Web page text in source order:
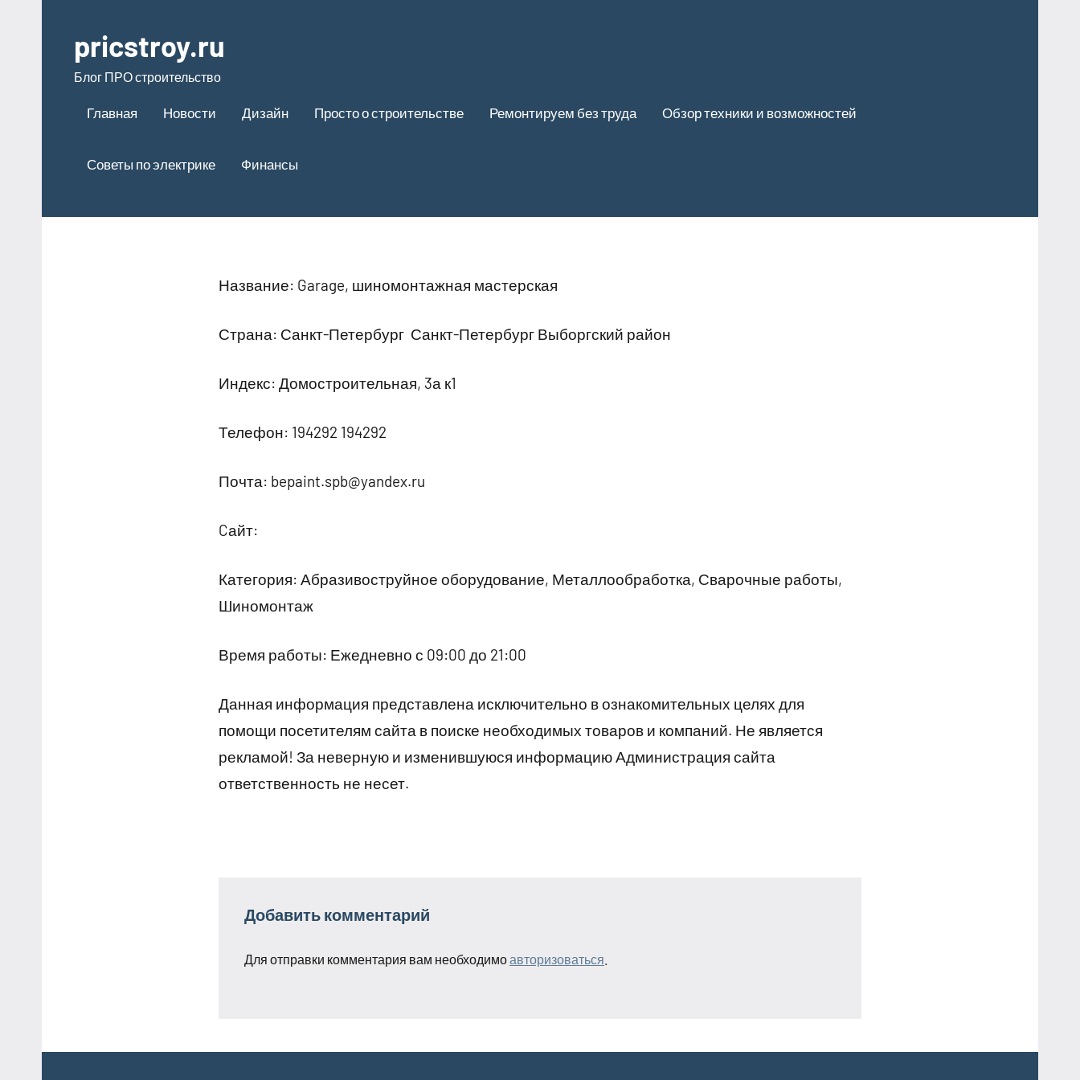
содержимому
pricstroy.ru
Блог ПРО строительство
Главная Новости Дизайн Просто о строительстве Ремонтируем без труда Обзор техники и возможностей
Советы по электрике Финансы
Название: Garage, шиномонтажная мастерская
Страна: Санкт-Петербург Санкт-Петербург Выборгский район
Индекс: Домостроительная, 3а к1
Телефон: 194292 194292
Почта: bepaint.spb@yandex.ru
Cайт:
Категория: Абразивоструйное оборудование, Металлообработка, Сварочные работы,
Шиномонтаж
Время работы: Ежедневно с 09:00 до 21:00
Данная информация представлена исключительно в ознакомительных целях для
помощи посетителям сайта в поиске необходимых товаров и компаний. Не является
рекламой! За неверную и изменившуюся информацию Администрация сайта
ответственность не несет.
Добавить комментарий
Для отправки комментария вам необходимоавторизоваться